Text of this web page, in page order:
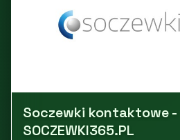
Soczewki kontaktowe -
SOCZEWKI365.PL